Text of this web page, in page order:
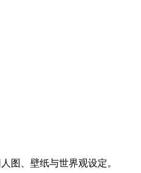
图、壁纸与世界观设定。